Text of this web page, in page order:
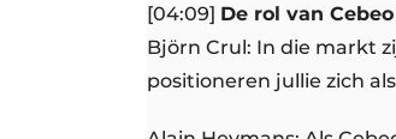
[04:09] De rol van
Björn Crul: In die markt
positioneren jullie zich